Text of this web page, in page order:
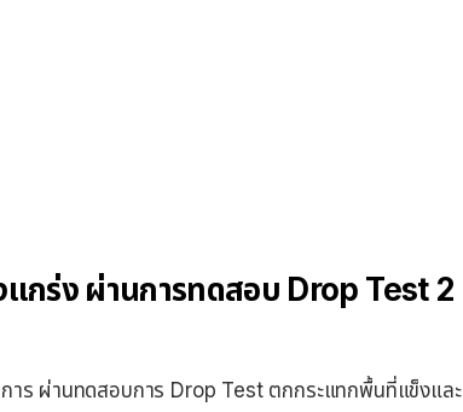
กร่ง ผ่านการทดสอบ Drop Test 2
ร ผ่านทดสอบการ Drop Test ตกกระแทกพื้นที่แข็งและ